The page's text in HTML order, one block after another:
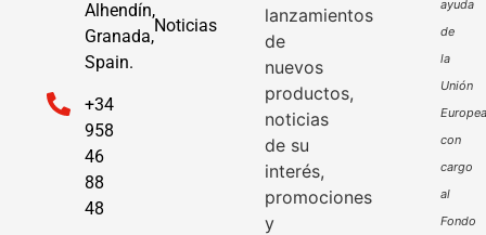
Alhendín,
Granada,
Spain.
+34
958
46
88
48
Noticias
lanzamientos
de
nuevos
productos,
noticias
de su
interés,
promociones
y
ayuda
de
la
Unión
Europea
con
cargo
al
Fondo